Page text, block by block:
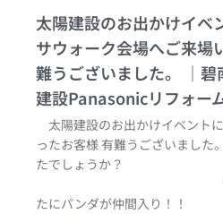
太陽建設のお出かけイベ
サウォーク会場へご来場
難うございました。
太陽建設のお出かけイベント
ったお客様 有難うございました
たでしょうか？
今回は
たにパンダが仲間入